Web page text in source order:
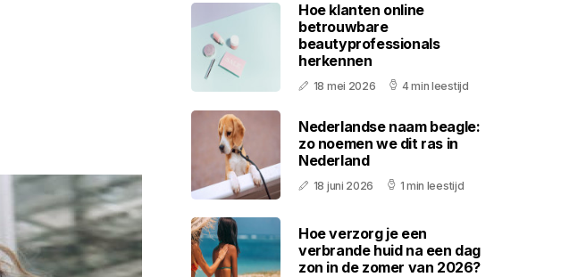
Hoe klanten online
betrouwbare
beautyprofessionals
herkennen
18 mei 2026 4 min leestijd
Nederlandse naam beagle:
zo noemen we dit ras in
Nederland
18 juni 2026 1 min leestijd
Hoe verzorg je een
verbrande huid na een dag
zon in de zomer van 2026?